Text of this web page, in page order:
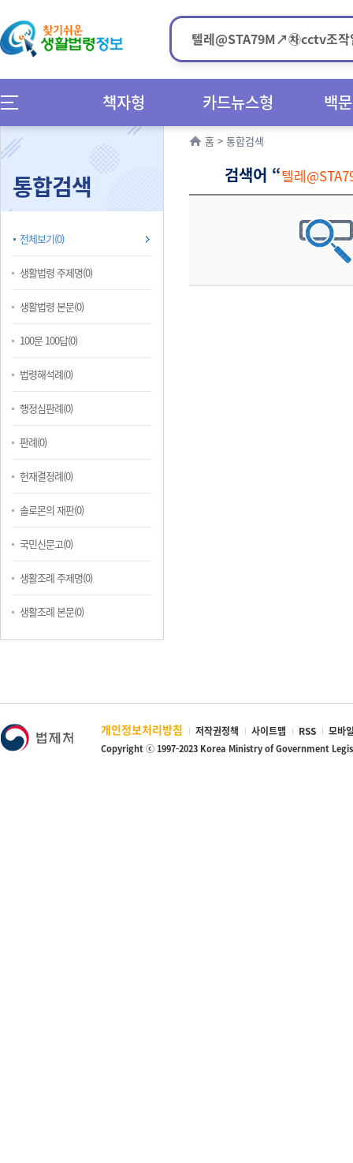
책자형 카드뉴스형 백
통합검색
전체보기(0)
생활법령 주제명(0)
생활법령 본문(0)
100문 100답(0)
법령해석례(0)
행정심판례(0)
판례(0)
헌재결정례(0)
솔로몬의 재판(0)
국민신문고(0)
생활조례 주제명(0)
생활조례 본문(0)
홈 > 통합검색
검색어 “텔레
개인정보처리방침 저작권정책 사이트맵 RSS 모바
Copyright ⓒ 1997-2023 Korea Ministry of Government